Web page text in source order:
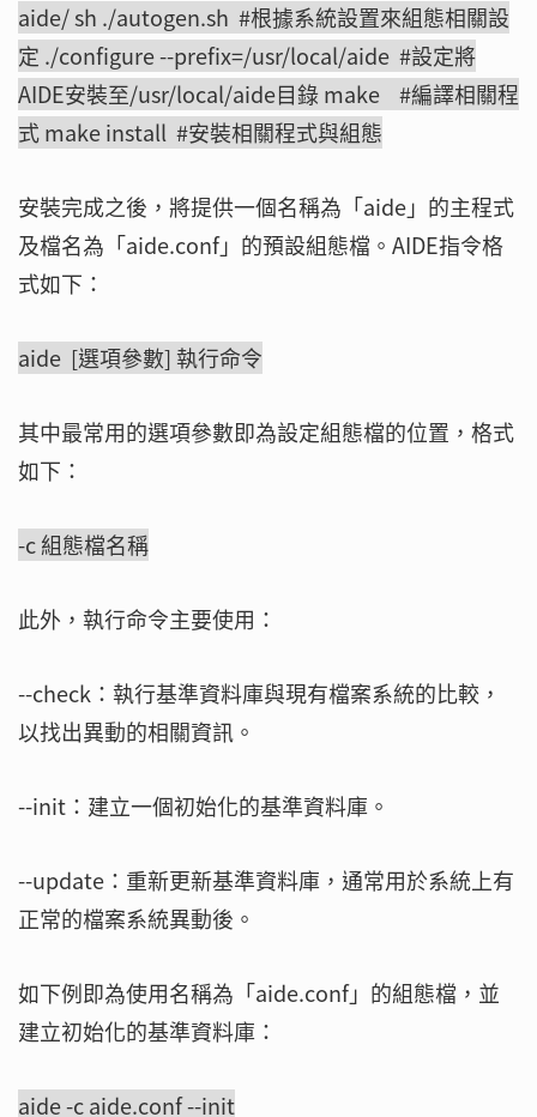
aide/ sh ./autogen.sh #根據系統設置來組態相關設
定 ./configure --prefix=/usr/local/aide #設定將
AIDE安裝至/usr/local/aide目錄 make #編譯相關程
式 make install #安裝相關程式與組態
安裝完成之後，將提供一個名稱為「aide」的主程式
及檔名為「aide.conf」的預設組態檔。AIDE指令格
式如下：
aide [選項參數] 執行命令
其中最常用的選項參數即為設定組態檔的位置，格式
如下：
-c 組態檔名稱
此外，執行命令主要使用：
--check：執行基準資料庫與現有檔案系統的比較，
以找出異動的相關資訊。
--init：建立一個初始化的基準資料庫。
--update：重新更新基準資料庫，通常用於系統上有
正常的檔案系統異動後。
如下例即為使用名稱為「aide.conf」的組態檔，並
建立初始化的基準資料庫：
aide -c aide.conf --init